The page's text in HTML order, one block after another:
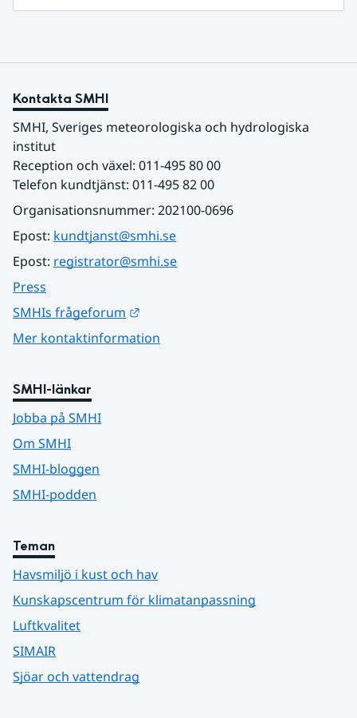
Kontakta SMHI
SMHI, Sveriges meteorologiska och hydrologiska
institut
Reception och växel: 011-495 80 00
Telefon kundtjänst: 011-495 82 00
Organisationsnummer: 202100-0696
Epost: kundtjanst@smhi.se
Epost: registrator@smhi.se
Press
SMHIs frågeforum
Mer kontaktinformation
SMHI-länkar
Jobba på SMHI
Om SMHI
SMHI-bloggen
SMHI-podden
Teman
Havsmiljö i kust och hav
Kunskapscentrum för klimatanpassning
Luftkvalitet
SIMAIR
Sjöar och vattendrag